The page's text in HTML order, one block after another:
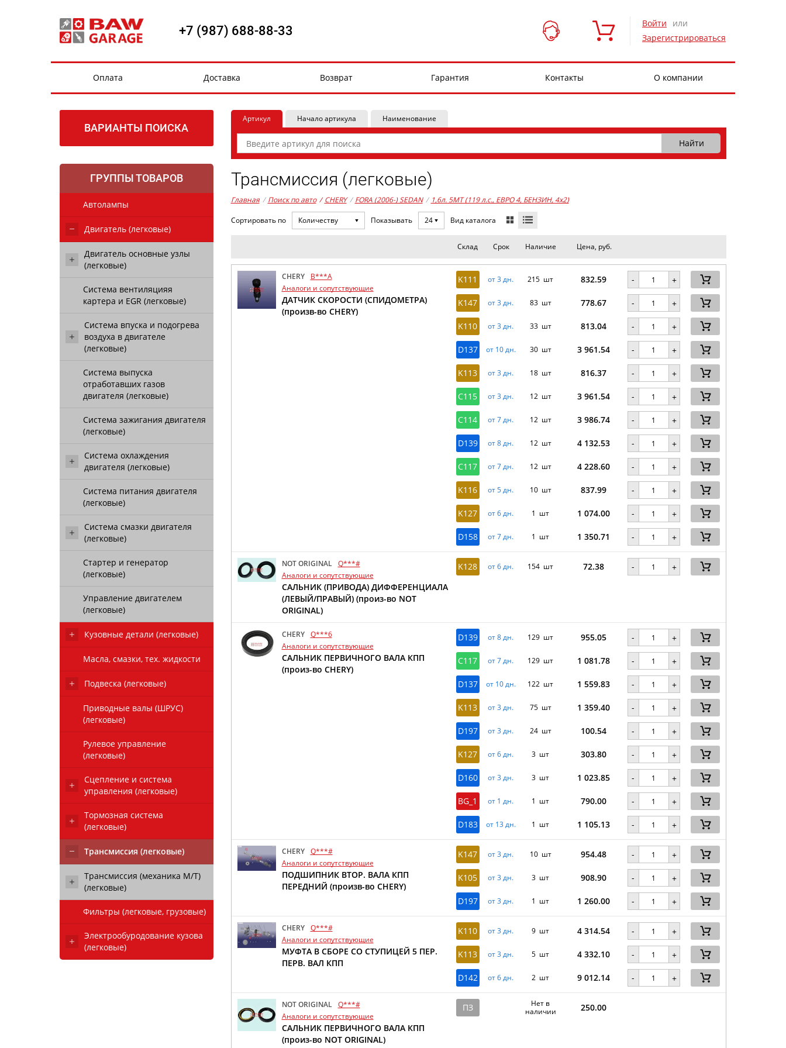
+7 (987) 688-88-33 Войти
или
Зарегистрироваться
Оплата Доставка Возврат Гарантия Контакты О компании
ВАРИАНТЫ ПОИСКА
ГРУППЫ ТОВАРОВ
Автолампы
Двигатель (легковые)
Двигатель основные узлы
(легковые)
Система вентиляцияя
картера и EGR (легковые)
Система впуска и подогрева
воздуха в двигателе
(легковые)
Система выпуска
отработавших газов
двигателя (легковые)
Система зажигания двигателя
(легковые)
Система охлаждения
двигателя (легковые)
Система питания двигателя
(легковые)
Система смазки двигателя
(легковые)
Стартер и генератор
(легковые)
Управление двигателем
(легковые)
Кузовные детали (легковые)
Масла, смазки, тех. жидкости
Подвеска (легковые)
Приводные валы (ШРУС)
(легковые)
Рулевое управление
(легковые)
Сцепление и система
управления (легковые)
Тормозная система
(легковые)
Трансмиссия (легковые)
Трансмиссия (механика М/Т)
(легковые)
Фильтры (легковые, грузовые)
Электрообуродование кузова
(легковые)
Артикул Начало артикула Наименование
Трансмиссия (легковые)
Главная / Поиск по авто / CHERY / FORA (2006-) SEDAN / 1,6л. 5MT (119 л.с., ЕВРО 4, БЕНЗИН, 4x2)
Сортировать по Количеству Показывать 24 Вид каталога
Склад Срок Наличие Цена, руб.
CHERY
B***A
Аналоги и сопутствующие
ДАТЧИК СКОРОСТИ (СПИДОМЕТРА)
(произв-во CHERY)
K111 от 3 дн. 215 шт 832.59 - +
K147 от 3 дн. 83 шт 778.67 - +
K110 от 3 дн. 33 шт 813.04 - +
D137 от 10 дн. 30 шт 3 961.54 - +
K113 от 3 дн. 18 шт 816.37 - +
C115 от 3 дн. 12 шт 3 961.54 - +
C114 от 7 дн. 12 шт 3 986.74 - +
D139 от 8 дн. 12 шт 4 132.53 - +
C117 от 7 дн. 12 шт 4 228.60 - +
K116 от 5 дн. 10 шт 837.99 - +
K127 от 6 дн. 1 шт 1 074.00 - +
D158 от 7 дн. 1 шт 1 350.71 - +
NOT ORIGINAL
Q***#
Аналоги и сопутствующие
САЛЬНИК (ПРИВОДА) ДИФФЕРЕНЦИАЛА
(ЛЕВЫЙ/ПРАВЫЙ) (произ-во NOT
ORIGINAL)
K128 от 6 дн. 154 шт 72.38 - +
CHERY
Q***6
Аналоги и сопутствующие
САЛЬНИК ПЕРВИЧНОГО ВАЛА КПП
(произ-во CHERY)
D139 от 8 дн. 129 шт 955.05 - +
C117 от 7 дн. 129 шт 1 081.78 - +
D137 от 10 дн. 122 шт 1 559.83 - +
K113 от 3 дн. 75 шт 1 359.40 - +
D197 от 3 дн. 24 шт 100.54 - +
K127 от 6 дн. 3 шт 303.80 - +
D160 от 3 дн. 3 шт 1 023.85 - +
BG_1 от 1 дн. 1 шт 790.00 - +
D183 от 13 дн. 1 шт 1 105.13 - +
CHERY
Q***#
Аналоги и сопутствующие
ПОДШИПНИК ВТОР. ВАЛА КПП
ПЕРЕДНИЙ (произв-во CHERY)
K147 от 3 дн. 10 шт 954.48 - +
K105 от 3 дн. 3 шт 908.90 - +
D197 от 3 дн. 1 шт 1 260.00 - +
CHERY
Q***#
Аналоги и сопутствующие
МУФТА В СБОРЕ СО СТУПИЦЕЙ 5 ПЕР.
ПЕРВ. ВАЛ КПП
K110 от 3 дн. 9 шт 4 314.54 - +
K113 от 3 дн. 5 шт 4 332.10 - +
D142 от 6 дн. 2 шт 9 012.14 - +
NOT ORIGINAL
Q***#
Аналоги и сопутствующие
САЛЬНИК ПЕРВИЧНОГО ВАЛА КПП
(произ-во NOT ORIGINAL)
ПЗ
Нет в
наличии
250.00